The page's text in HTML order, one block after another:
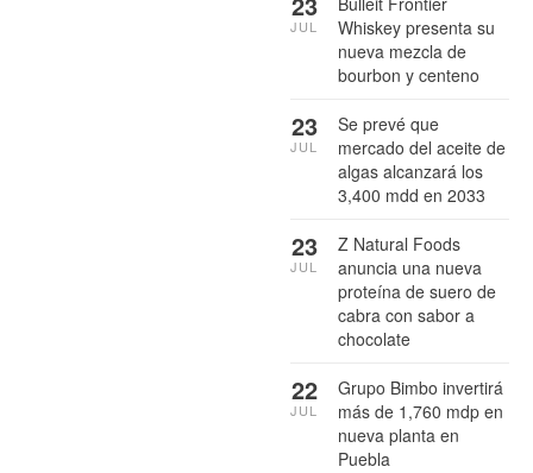
Whiskey presenta su
nueva mezcla de
bourbon y centeno
JUL
Se prevé que
mercado del aceite de
algas alcanzará los
3,400 mdd en 2033
23
JUL
Z Natural Foods
anuncia una nueva
proteína de suero de
cabra con sabor a
chocolate
23
JUL
Grupo Bimbo invertirá
más de 1,760 mdp en
nueva planta en
Puebla
22
JUL